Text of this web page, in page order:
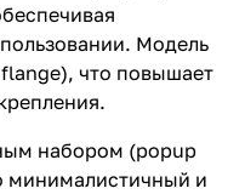
Модель
что повышает
набором (popup
минималистичный и